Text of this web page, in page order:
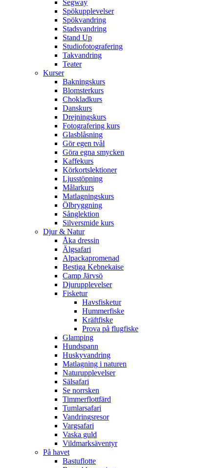
Segway
Spökupplevelser
Spökvandring
Stadsvandring
Stand Up
Studiofotografering
Takvandring
Teater
Kurser
Bakningskurs
Blomsterkurs
Chokladkurs
Danskurs
Drejningskurs
Fotografering kurs
Glasblåsning
Gör egen tvål
Göra egna smycken
Kaffekurs
Körkortslektioner
Ljusstöpning
Målarkurs
Matlagningskurs
Ölbryggning
Sånglektion
Silversmide kurs
Djur & Natur
Åka dressin
Älgsafari
Alpackapromenad
Bestiga Kebnekaise
Camp Järvsö
Djurupplevelser
Fisketur
Havsfisketur
Hummerfiske
Kräftfiske
Prova på flugfiske
Glamping
Hundspann
Huskyvandring
Matlagning i naturen
Naturupplevelser
Sälsafari
Se norrsken
Timmerflottfärd
Tumlarsafari
Vandringsresor
Vargsafari
Vaska guld
Vildmarksäventyr
På havet
Bastuflotte